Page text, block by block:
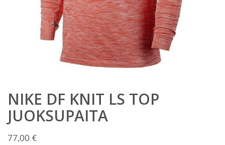
NIKE DF KNIT LS TOP
JUOKSUPAITA
77,00 €